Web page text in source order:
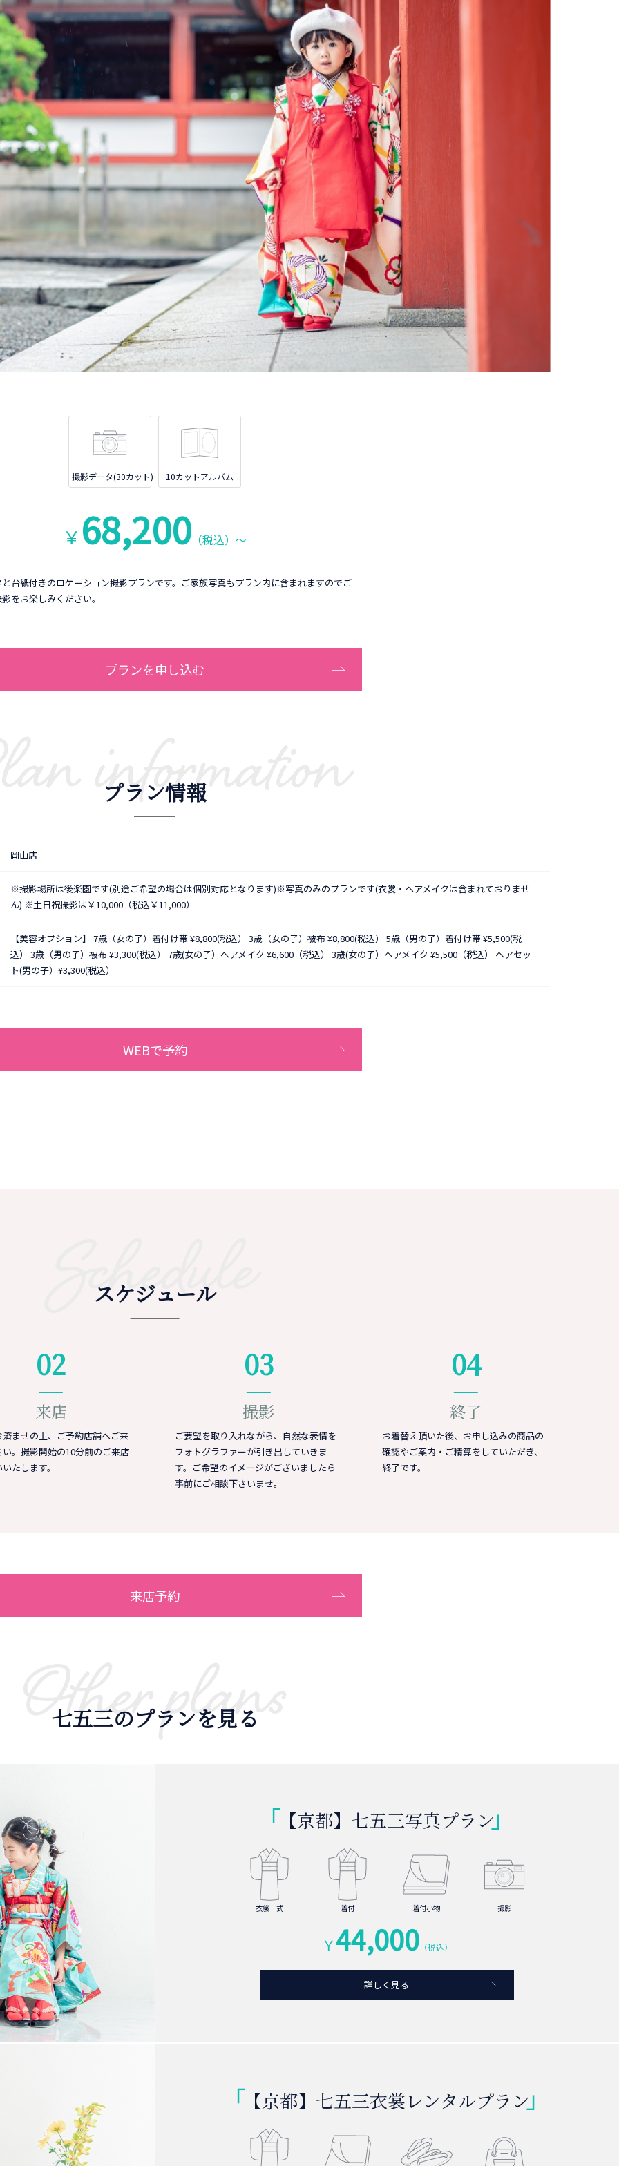
撮影データ(30カット) 10カットアルバム
￥ 68,200 （税込）～
台紙付きのロケーション撮影プランです。ご家族写真もプラン内に含まれますのでご
をお楽しみください。
プランを申し込む
information
プラン情報
岡山店
※撮影場所は後楽園です(別途ご希望の場合は個別対応となります)※写真のみのプランです(衣裳・ヘアメイクは含まれておりませ
ん) ※土日祝撮影は￥10,000（税込￥11,000）
【美容オプション】 7歳（女の子）着付け帯 ¥8,800(税込） 3歲（女の子）被布 ¥8,800(税込） 5歳（男の子）着付け帯 ¥5,500(税
込） 3歳（男の子）被布 ¥3,300(税込） 7歳(女の子）へアメイク ¥6,600（税込） 3歳(女の子）ヘアメイク ¥5,500（税込） ヘアセッ
ト(男の子）¥3,300(税込）
WEBで予約
Schedule
スケジュール
02
来店
済ませの上、ご予約店舗へご来
い。撮影開始の10分前のご来店
たします。
03
撮影
ご要望を取り入れながら、自然な表情を
フォトグラファーが引き出していきま
す。ご希望のイメージがございましたら
事前にご相談下さいませ。
04
終了
お着替え頂いた後、お申し込みの商品の
確認やご案内・ご精算をしていただき、
終了です。
来店予約
Other plans
七五三のプランを見る
【京都】七五三写真プラン
衣裳一式 着付 着付小物 撮影
￥44,000（税込）
詳しく見る
【京都】七五三衣裳レンタルプラン